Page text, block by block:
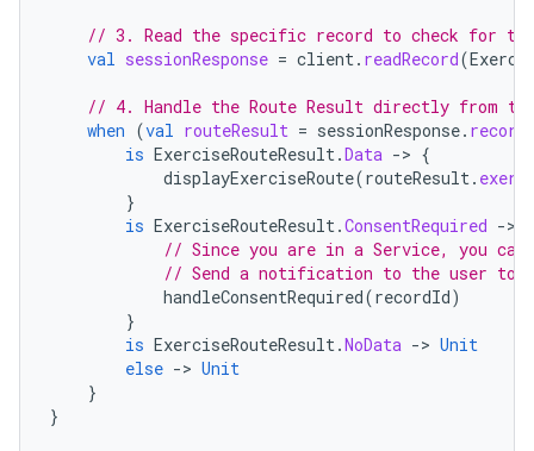
// 3. Read the specific record to check for
val sessionResponse = client. readRecord(
// 4. Handle the Route Result directly from the
when (val routeResult = sessionResponse. record
is ExerciseRouteResult.Data -> {
displayExerciseRoute(routeResult.
}
is ExerciseRouteResult.ConsentRequired ->
// Since you are in a Service, you
// Send a notification to the user to
handleConsentRequired(recordId)
}
is ExerciseRouteResult.NoData -> Unit
else -> Unit
}
}